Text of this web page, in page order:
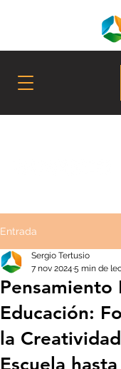
Entrada
Pensamiento
Educación:
la
Escuela
Sergio Tertusio
7 nov 2024 5 min de